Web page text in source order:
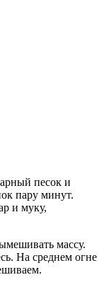
песок и
пару минут.
и муку,
массу.
На среднем огне